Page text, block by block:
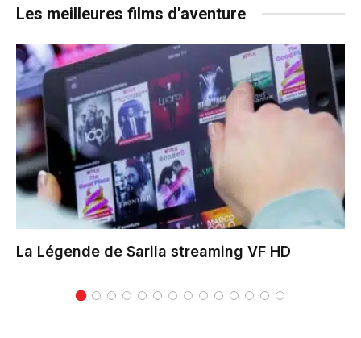
Les meilleures films d'aventure
La Légende de Sarila streaming VF HD